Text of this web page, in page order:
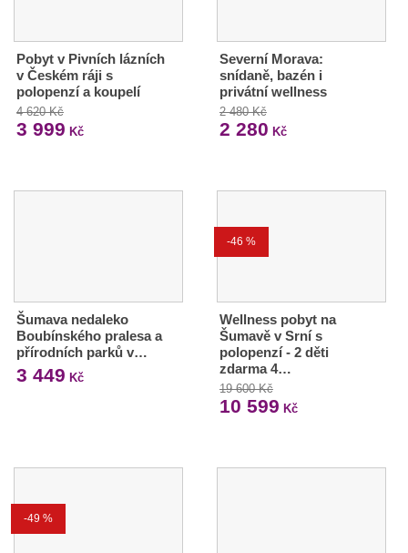
Pobyt v Pivních lázních
v Českém ráji s
polopenzí a koupelí
4 620 Kč
3 999 Kč
Severní Morava:
snídaně, bazén i
privátní wellness
2 480 Kč
2 280 Kč
Šumava nedaleko
Boubínského pralesa a
přírodních parků v…
3 449 Kč
-46 %
Wellness pobyt na
Šumavě v Srní s
polopenzí - 2 děti
zdarma 4…
19 600 Kč
10 599 Kč
-49 %